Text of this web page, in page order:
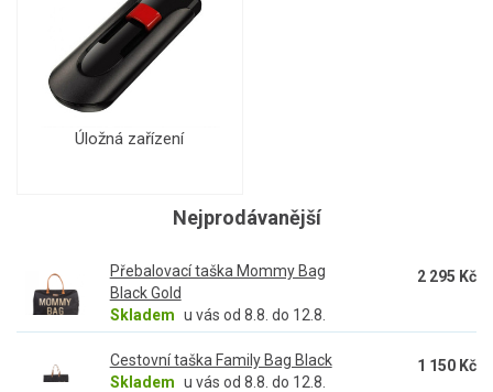
Úložná zařízení
Nejprodávanější
Přebalovací taška Mommy Bag
Black Gold
Skladem u vás od 8.8. do 12.8.
2 295 Kč
Cestovní taška Family Bag Black
Skladem u vás od 8.8. do 12.8.
1 150 Kč